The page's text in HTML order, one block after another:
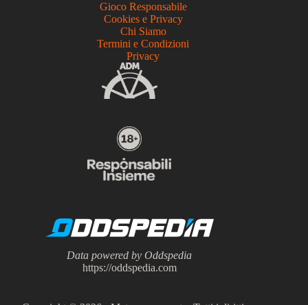
Gioco Responsabile
Cookies e Privacy
Chi Siamo
Termini e Condizioni
Privacy
Data powered by Oddspedia
https://oddspedia.com